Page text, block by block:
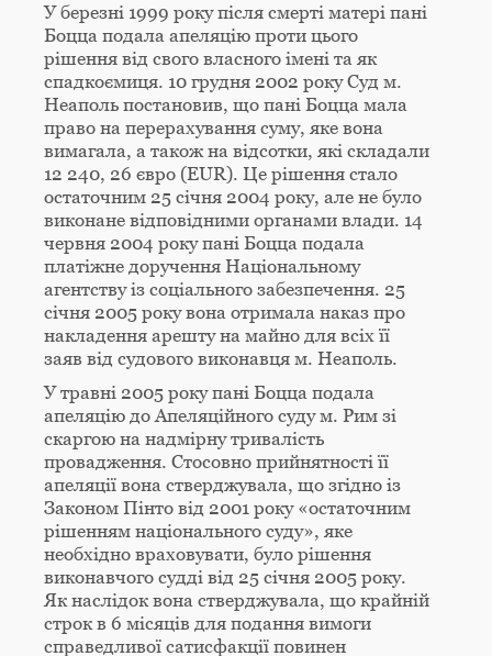
У березні 1999 року після смерті матері пані
Боцца подала апеляцію проти цього
рішення від свого власного імені та як
спадкоємиця. 10 грудня 2002 року Суд м.
Неаполь постановив, що пані Боцца мала
право на перерахування суму, яке вона
вимагала, а також на відсотки, які складали
12 240, 26 євро (EUR). Це рішення стало
остаточним 25 січня 2004 року, але не було
виконане відповідними органами влади. 14
червня 2004 року пані Боцца подала
платіжне доручення Національному
агентству із соціального забезпечення. 25
січня 2005 року вона отримала наказ про
накладення арешту на майно для всіх її
заяв від судового виконавця м. Неаполь.
У травні 2005 року пані Боцца подала
апеляцію до Апеляційного суду м. Рим зі
скаргою на надмірну тривалість
провадження. Стосовно прийнятності її
апеляції вона стверджувала, що згідно із
Законом Пінто від 2001 року «остаточним
рішенням національного суду», яке
необхідно враховувати, було рішення
виконавчого судді від 25 січня 2005 року.
Як наслідок вона стверджувала, що крайній
строк в 6 місяців для подання вимоги
справедливої сатисфакції повинен